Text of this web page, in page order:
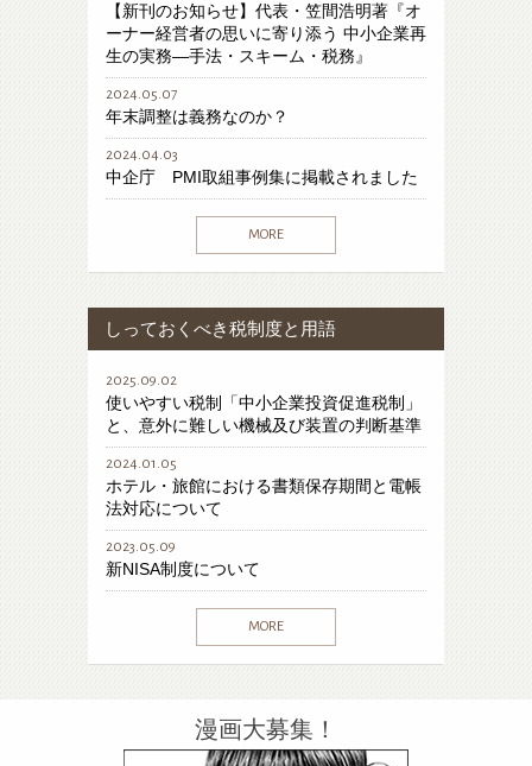
【新刊のお知らせ】代表・笠間浩明著『オ
ーナー経営者の思いに寄り添う 中小企業再
生の実務―手法・スキーム・税務』
2024.05.07
年末調整は義務なのか？
2024.04.03
中企庁 PMI取組事例集に掲載されました
MORE
しっておくべき税制度と用語
2025.09.02
使いやすい税制「中小企業投資促進税制」
と、意外に難しい機械及び装置の判断基準
2024.01.05
ホテル・旅館における書類保存期間と電帳
法対応について
2023.05.09
新NISA制度について
MORE
漫画大募集！